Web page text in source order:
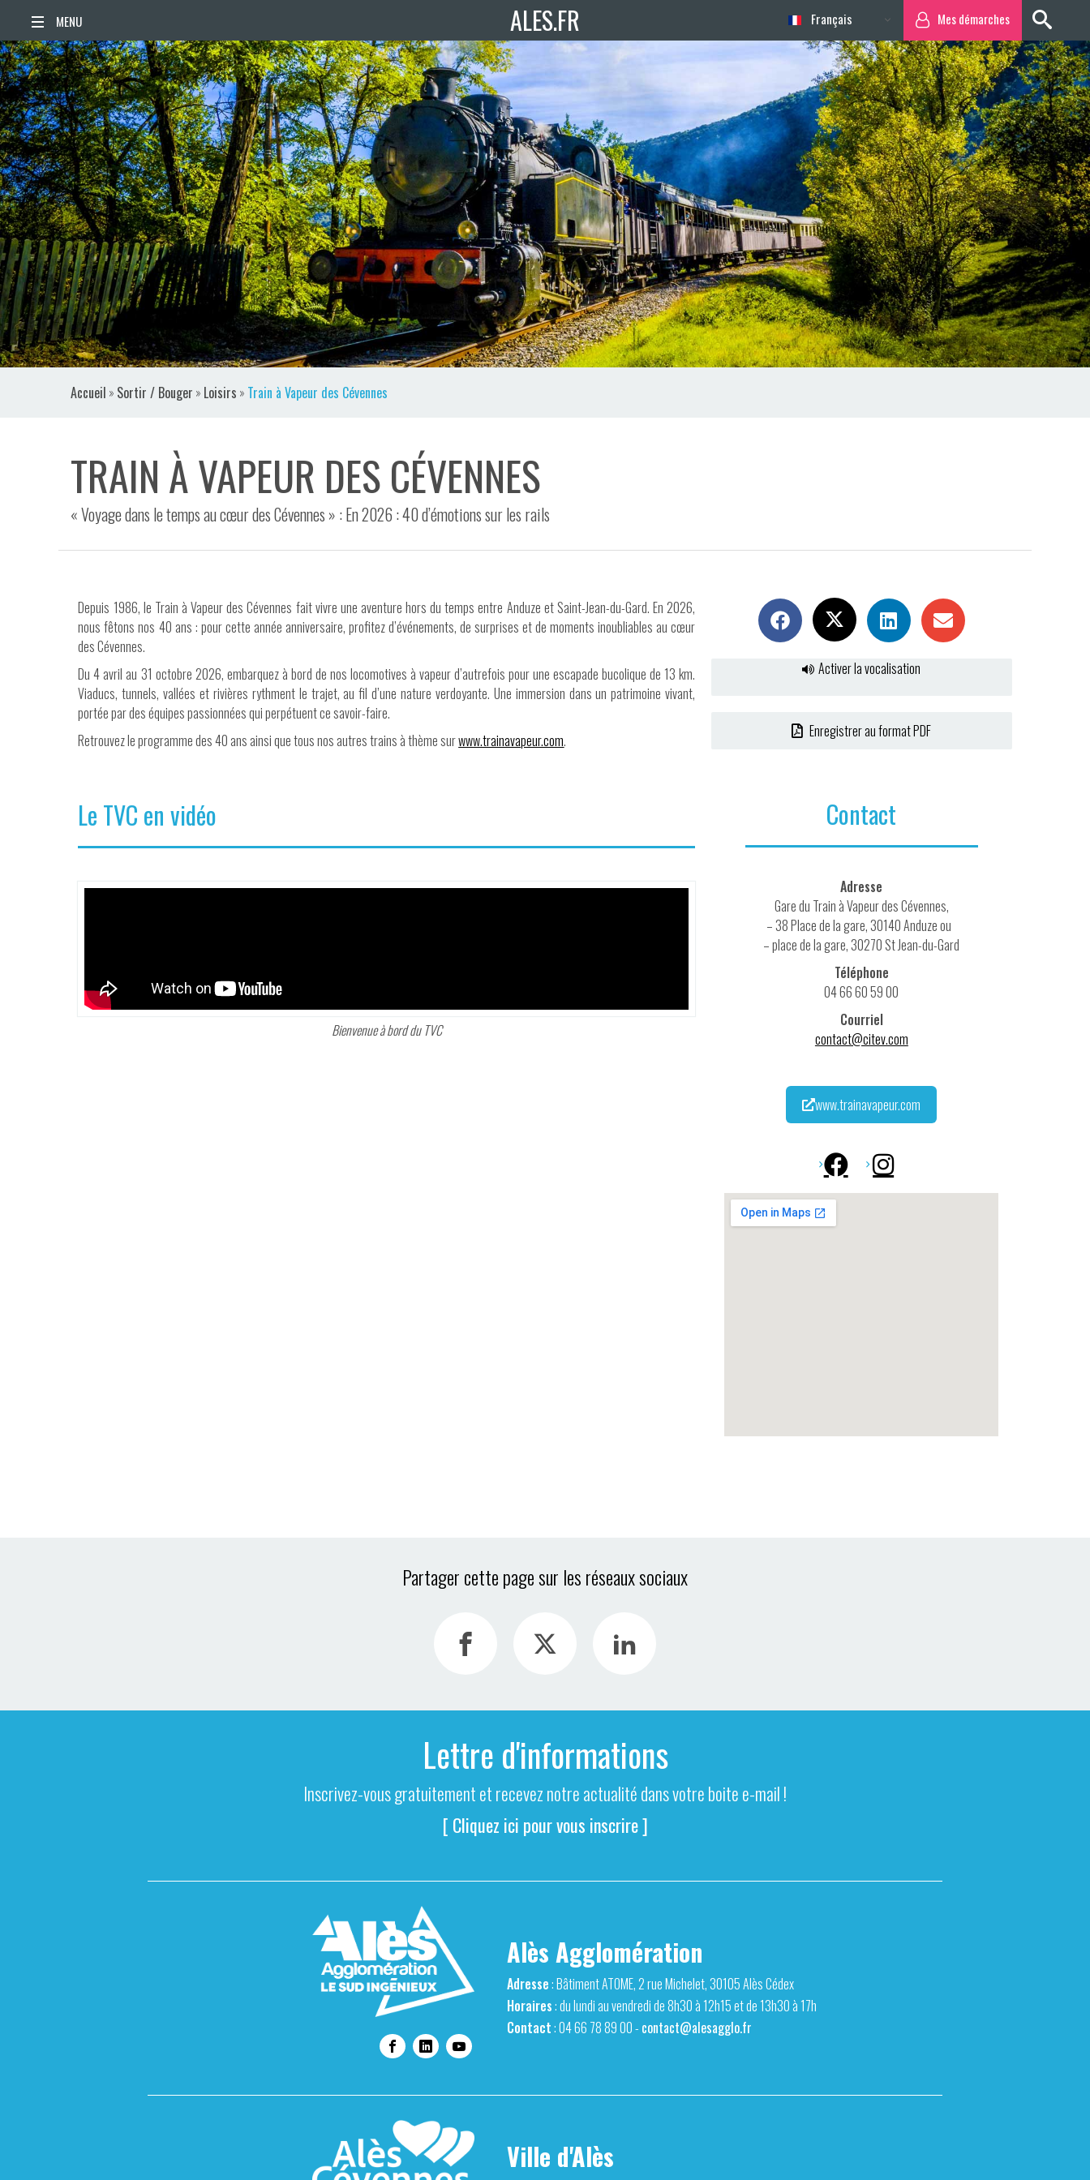
ALES.FR
ACCUEIL
ACTUALITÉS
AGENDA
TERRITOIRE
VIE QUOTIDIENNE
SORTIR / BOUGER
PUBLICATIONS
ESPACE PRESSE
Mes démarches
Français
Accueil » Sortir / Bouger » Loisirs » Train à Vapeur des Cévennes
TRAIN À VAPEUR DES CÉVENNES
« Voyage dans le temps au cœur des Cévennes » : En 2026 : 40 d’émotions sur les rails
Depuis 1986, le Train à Vapeur des Cévennes fait vivre une aventure hors du temps entre Anduze et Saint-Jean-du-Gard. En 2026,
nous fêtons nos 40 ans : pour cette année anniversaire, profitez d’événements, de surprises et de moments inoubliables au cœur
des Cévennes.
Du 4 avril au 31 octobre 2026, embarquez à bord de nos locomotives à vapeur d’autrefois pour une escapade bucolique de 13 km.
Viaducs, tunnels, vallées et rivières rythment le trajet, au fil d’une nature verdoyante. Une immersion dans un patrimoine vivant,
portée par des équipes passionnées qui perpétuent ce savoir-faire.
Retrouvez le programme des 40 ans ainsi que tous nos autres trains à thème surwww.trainavapeur.com.
Le TVC en vidéo
Bienvenue à bord du TVC
Activer la vocalisation
Enregistrer au format PDF
Contact
Adresse
Gare du Train à Vapeur des Cévennes,
– 38 Place de la gare, 30140 Anduze ou
– place de la gare, 30270 St Jean-du-Gard
Téléphone
04 66 60 59 00
Courriel
contact@citev.com
www.trainavapeur.com
Partager cette page sur les réseaux sociaux
Lettre d'informations
Inscrivez-vous gratuitement et recevez notre actualité dans votre boite e-mail !
[ Cliquez ici pour vous inscrire ]
Alès Agglomération
Adresse: Bâtiment ATOME, 2 rue Michelet, 30105 Alès Cédex
Horaires: du lundi au vendredi de 8h30 à 12h15 et de 13h30 à 17h
Contact: 04 66 78 89 00 - contact@alesagglo.fr
Ville d'Alès